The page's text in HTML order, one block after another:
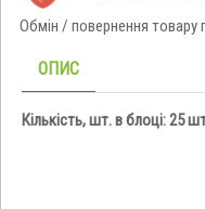
Обмін / повернення товару
ОПИС
Кількість, шт. в блоці: 25